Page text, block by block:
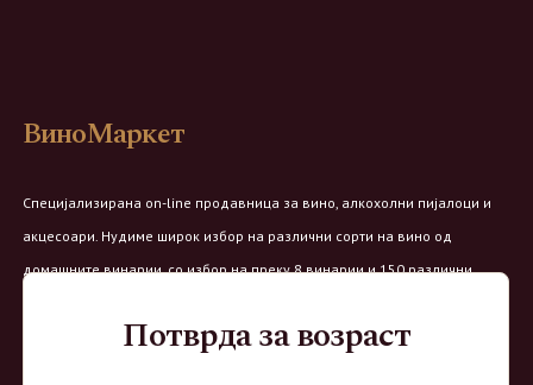
ВиноМаркет
Специјализирана on-line продавница за вино, алкохолни пијалоци и
акцесоари. Нудиме широк избор на различни сорти на вино од
домашните винарии, со избор на преку 8 винарии и 150 различни
Овозможено од:Потврда за возраст